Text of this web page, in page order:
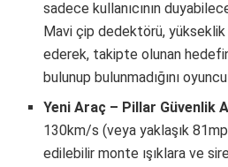
sadece kullanıcının
Mavi çip dedektörü,
ederek, takipte olunan
bulunup bulunmadığını
Yeni Araç – Pillar Güvenlik
130km/s (veya yaklaşık
edilebilir monte ışıklara ve